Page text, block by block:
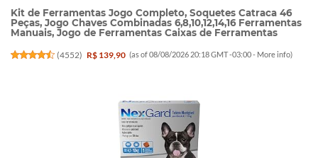
Kit de Ferramentas Jogo Completo, Soquetes Catraca 46
Peças, Jogo Chaves Combinadas 6,8,10,12,14,16 Ferramentas
Manuais, Jogo de Ferramentas Caixas de Ferramentas
(4552) R$ 139,90 (as of 08/08/2026 20:18 GMT -03:00 - More info)